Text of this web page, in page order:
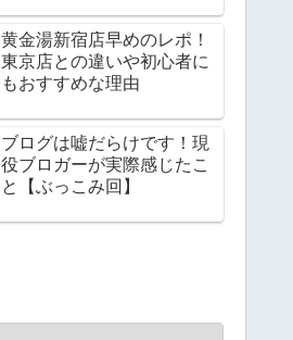
黄金湯新宿店早めのレポ！
東京店との違いや初心者に
もおすすめな理由
ブログは嘘だらけです！現
役ブロガーが実際感じたこ
と【ぶっこみ回】